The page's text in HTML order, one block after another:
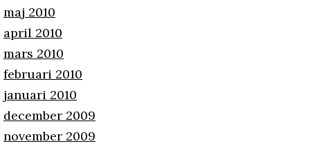
maj 2010
april 2010
mars 2010
februari 2010
januari 2010
december 2009
november 2009